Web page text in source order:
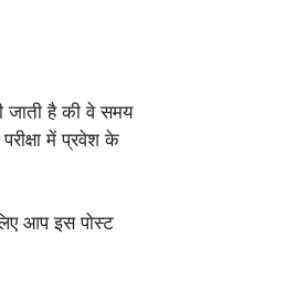
जाती है की वे समय
में प्रवेश के
आप इस पोस्ट